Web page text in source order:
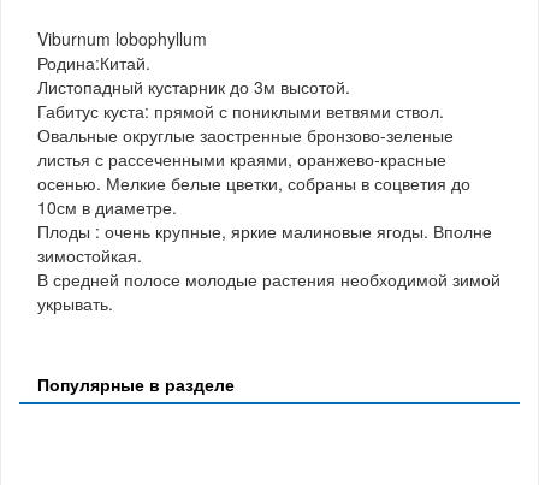
Viburnum lobophyllum
Родина:Китай.
Листопадный кустарник до 3м высотой.
Габитус куста: прямой с пониклыми ветвями ствол.
Овальные округлые заостренные бронзово-зеленые
листья с рассеченными краями, оранжево-красные
осенью. Мелкие белые цветки, собраны в соцветия до
10см в диаметре.
Плоды : очень крупные, яркие малиновые ягоды. Вполне
зимостойкая.
В средней полосе молодые растения необходимой зимой
укрывать.
Популярные в разделе